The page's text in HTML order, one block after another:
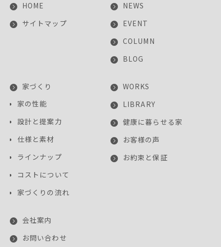
HOME
サイトマップ
NEWS
EVENT
COLUMN
BLOG
家づくり
家の性能
設計と提案力
仕様と素材
ラインナップ
コストについて
家づくりの流れ
WORKS
LIBRARY
健康に暮らせる家
お客様の声
お約束と保証
会社案内
お問い合わせ